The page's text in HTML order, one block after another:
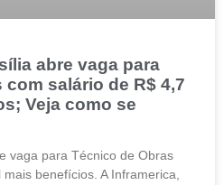
abre vaga para
salário de R$ 4,7
Veja como se
vaga para Técnico de Obras
benefícios. A Inframerica,